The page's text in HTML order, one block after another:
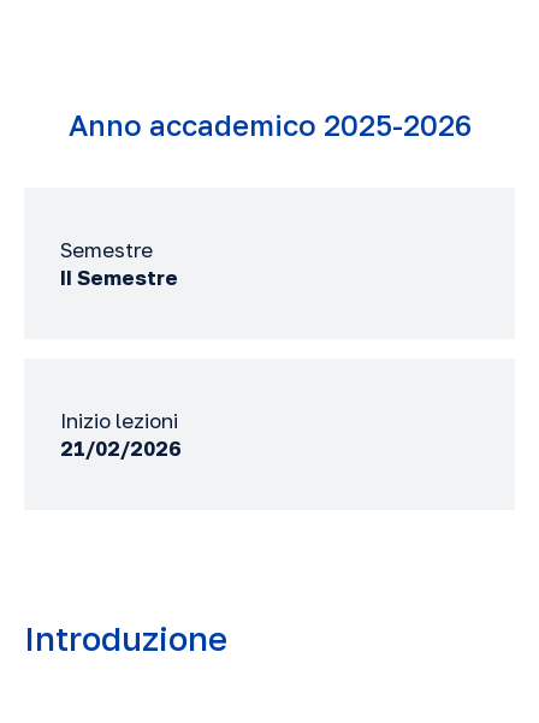
Anno accademico 2025-2026
Semestre
II Semestre
Inizio lezioni
21/02/2026
Introduzione